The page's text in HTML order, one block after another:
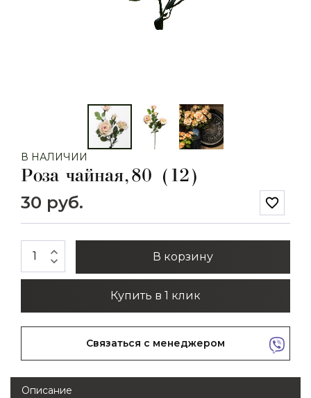
В НАЛИЧИИ
Роза чайная, 80 (12)
30 руб. favorite_border
expand_less
expand_more В корзину
Купить в 1 клик
Связаться с менеджером
Описание